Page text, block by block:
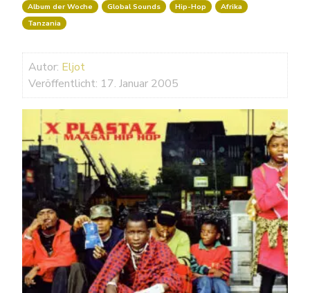
Album der Woche Global Sounds Hip-Hop
Afrika
Tanzania
Autor: Eljot
Veröffentlicht: 17. Januar 2005